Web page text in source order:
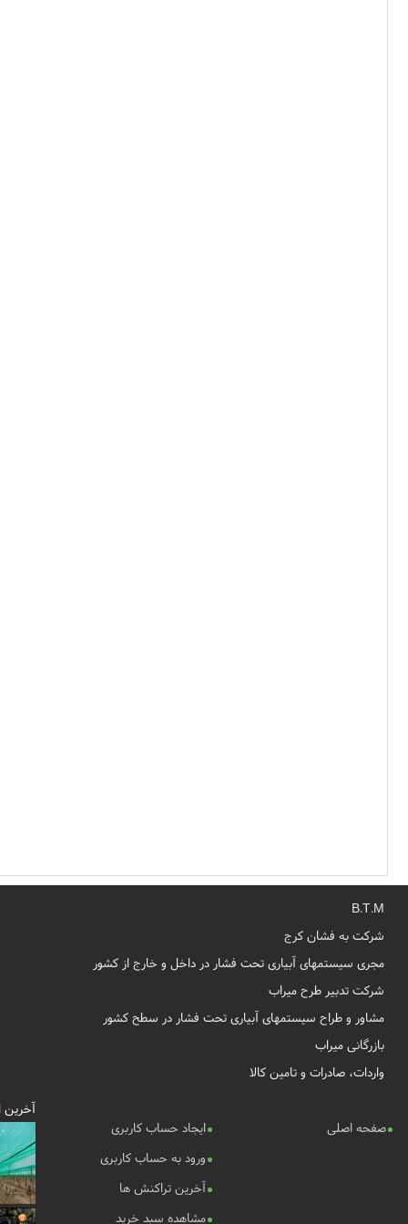
B.T.M
شرکت به فشان کرج
مجری سیستمهای آبیاری تحت فشار در داخل و خارج از کشور
شرکت تدبیر طرح میراب
مشاور و طراح سیستمهای آبیاری تحت فشار در سطح کشور
بازرگانی میراب
واردات، صادرات و تامین کالا
صفحه اصلی
ایجاد حساب کاربری
ورود به حساب کاربری
آخرین تراکنش ها
مشاهده سبد خرید
آخرین